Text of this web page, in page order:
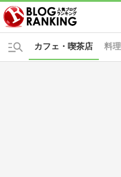
料理
カフェ・喫茶店